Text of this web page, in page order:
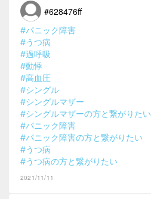
#628476ff
#パニック障害
#うつ病
#過呼吸
#動悸
#高血圧
#シングル
#シングルマザー
#シングルマザーの方と繋がりたい
#パニック障害
#パニック障害の方と繋がりたい
#うつ病
#うつ病の方と繋がりたい
2021/11/11